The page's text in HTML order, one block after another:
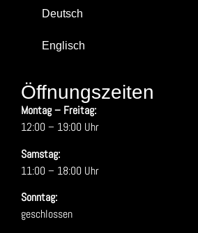
Deutsch
Englisch
Öffnungszeiten
Montag – Freitag:
12:00 – 19:00 Uhr
Samstag:
11:00 – 18:00 Uhr
Sonntag:
geschlossen